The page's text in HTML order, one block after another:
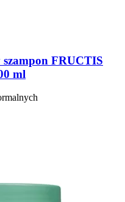
FRUCTIS
ml